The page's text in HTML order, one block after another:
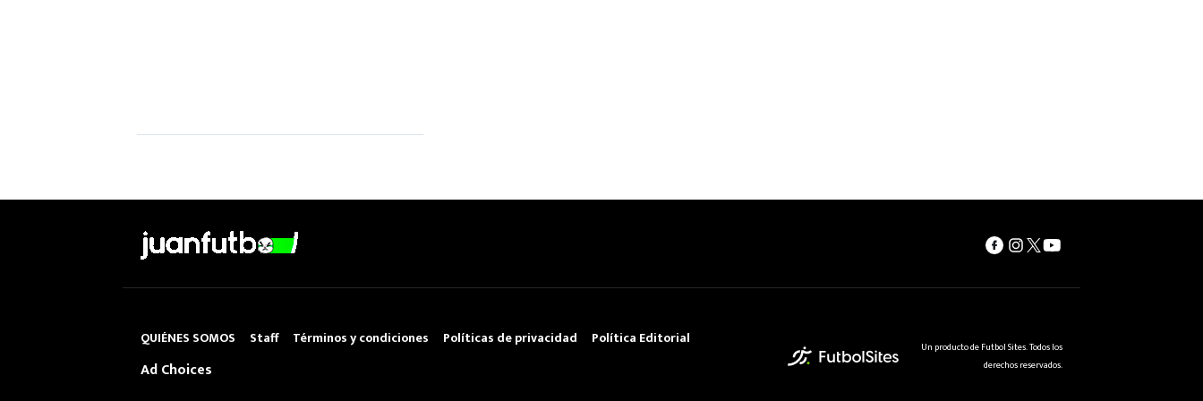
QUIÉNES SOMOS Staff Términos y condiciones Políticas de privacidad Política Editorial
Ad Choices
Un producto de Futbol Sites. Todos los
derechos reservados.